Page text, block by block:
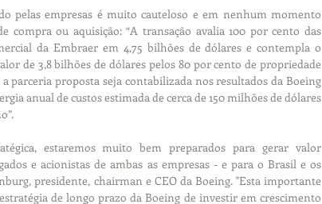
pelas empresas é muito cauteloso e em nenhum momento
compra ou aquisição: “A transação avalia 100 por cento das
da Embraer em 4,75 bilhões de dólares e contempla o
de 3,8 bilhões de dólares pelos 80 por cento de propriedade
parceria proposta seja contabilizada nos resultados da Boeing
anual de custos estimada de cerca de 150 milhões de dólares
estaremos muito bem preparados para gerar valor
e acionistas de ambas as empresas - e para o Brasil e os
presidente, chairman e CEO da Boeing. "Esta importante
de longo prazo da Boeing de investir em crescimento